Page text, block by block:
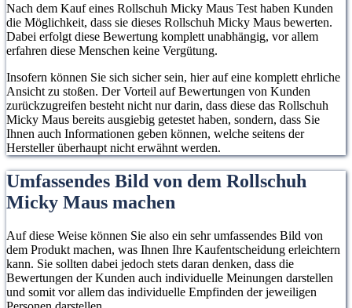
Nach dem Kauf eines Rollschuh Micky Maus Test haben Kunden
die Möglichkeit, dass sie dieses Rollschuh Micky Maus bewerten.
Dabei erfolgt diese Bewertung komplett unabhängig, vor allem
erfahren diese Menschen keine Vergütung.
Insofern können Sie sich sicher sein, hier auf eine komplett ehrliche
Ansicht zu stoßen. Der Vorteil auf Bewertungen von Kunden
zurückzugreifen besteht nicht nur darin, dass diese das Rollschuh
Micky Maus bereits ausgiebig getestet haben, sondern, dass Sie
Ihnen auch Informationen geben können, welche seitens der
Hersteller überhaupt nicht erwähnt werden.
Umfassendes Bild von dem Rollschuh
Micky Maus machen
Auf diese Weise können Sie also ein sehr umfassendes Bild von
dem Produkt machen, was Ihnen Ihre Kaufentscheidung erleichtern
kann. Sie sollten dabei jedoch stets daran denken, dass die
Bewertungen der Kunden auch individuelle Meinungen darstellen
und somit vor allem das individuelle Empfinden der jeweiligen